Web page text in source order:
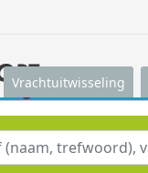
Vrachtuitwisseling